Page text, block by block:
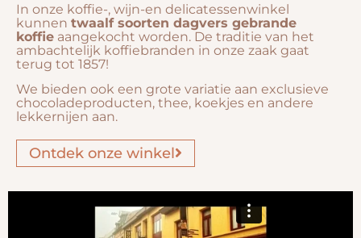
In onze koffie-, wijn-en delicatessenwinkel
kunnen twaalf soorten dagvers gebrande
koffie aangekocht worden. De traditie van het
ambachtelijk koffiebranden in onze zaak gaat
terug tot 1857!
We bieden ook een grote variatie aan exclusieve
chocoladeproducten, thee, koekjes en andere
lekkernijen aan.
Ontdek onze winkel